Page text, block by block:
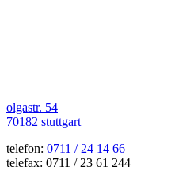
olgastr. 54
70182 stuttgart
telefon: 0711 / 24 14 66
telefax: 0711 / 23 61 244